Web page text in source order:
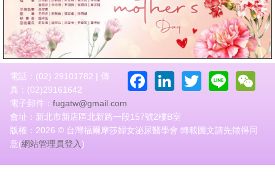
Facebook
LinkedIn
Twitter
Line
電話：(02) 29101782 | 傳
真：(02)29161642
電子郵件： fugatw@gmail.com
會址：新北市新店區北新路一段157號2樓B室
版權：2026 © 台灣福爾摩莎婦女泌尿醫學會 轉載圖文請先徵得同
意(網站管理員登入)